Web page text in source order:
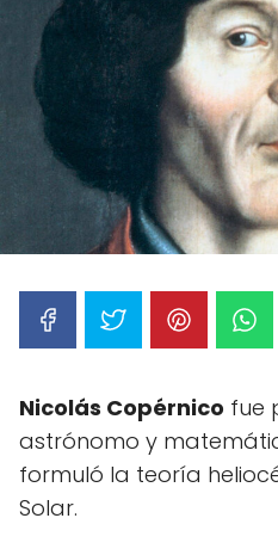
Nicolás Copérnico fue
astrónomo y
formuló la teoría
Solar.